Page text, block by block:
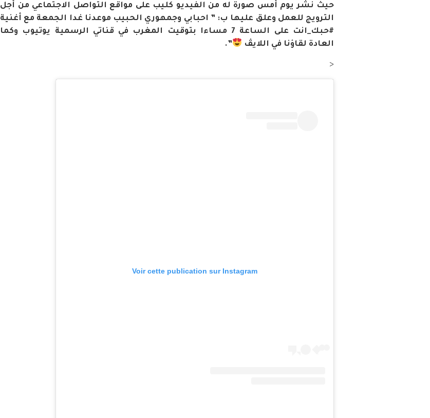
حيث نشر يوم أمس صورة له من الفيديو كليب على مواقع التواصل الاجتماعي من أجل
الترويج للعمل وعلق عليها ب: ” احبابي وجمهوري الحبيب موعدنا غدا الجمعة مع أغنية
#حبك_انت على الساعة 7 مساءا بتوقيت المغرب في قناتي الرسمية يوتيوب وكما
العادة لقاؤنا في اللايڤ
”.
<
Voir cette publication sur Instagram